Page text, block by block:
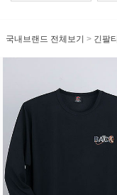
국내브랜드 전체보기 > 긴팔티